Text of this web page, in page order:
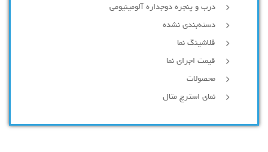
درب و پنجره دوجداره آلومینیومی
دسته‌بندی نشده
فلاشینگ نما
قیمت اجرای نما
محصولات
نمای استرچ متال